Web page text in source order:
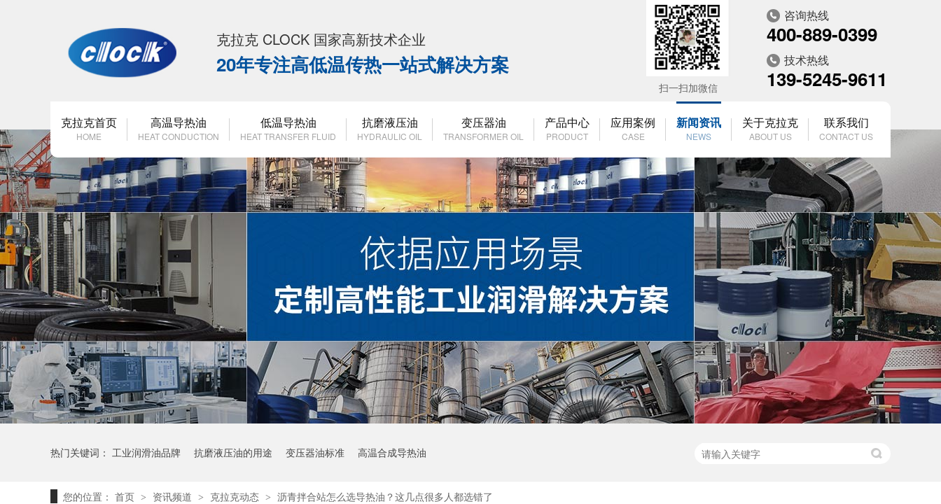
克拉克 CLOCK 国家高新技术企业
20年专注高低温传热一站式解决方案
咨询热线
400-889-0399
技术热线
139-5245-9611
扫一扫加微信
克拉克首页
HOME
高温导热油
HEAT CONDUCTION
低温导热油
HEAT TRANSFER FLUID
抗磨液压油
HYDRAULIC OIL
变压器油
TRANSFORMER OIL
产品中心
PRODUCT
应用案例
CASE
新闻资讯
NEWS
关于克拉克
ABOUT US
联系我们
CONTACT US
热门关键词： 工业润滑油品牌 抗磨液压油的用途 变压器油标准 高温合成导热油
您的位置： 首页 > 资讯频道 > 克拉克动态 > 沥青拌合站怎么选导热油？这几点很多人都选错了